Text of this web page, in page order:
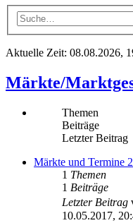
Aktuelle Zeit: 08.08.2026,
Märkte/
Themen
Beiträge
Letzter Beitrag
Märkte und Termine
1 Themen
1 Beiträge
Letzter Beitrag
10.05.2017,